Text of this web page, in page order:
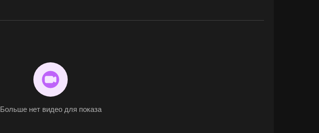
Больше нет видео для показа